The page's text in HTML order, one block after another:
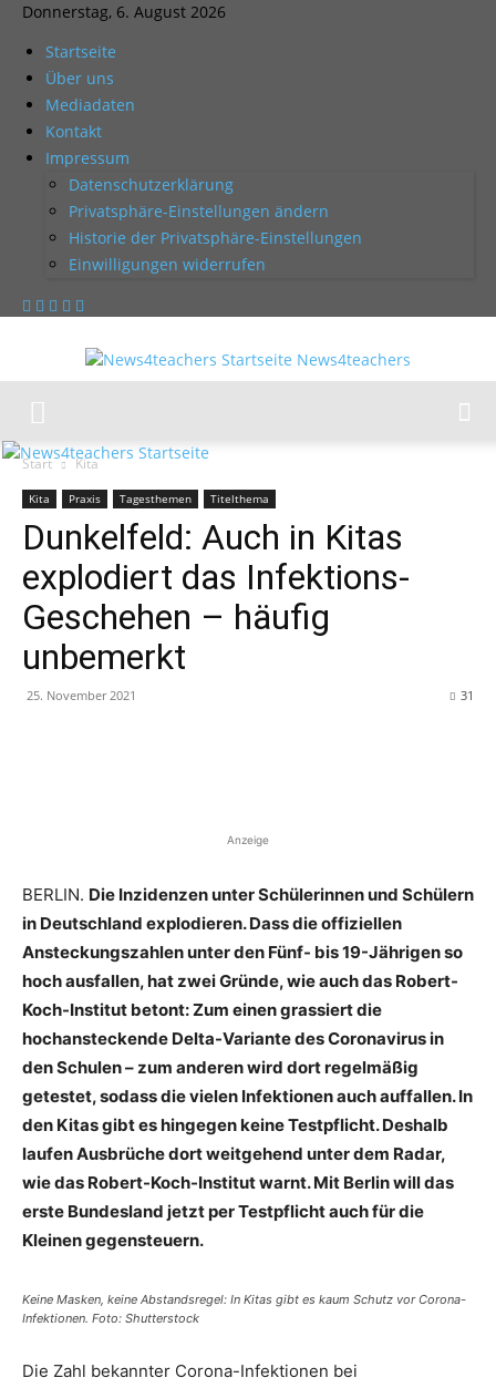
Donnerstag, 6. August 2026
Startseite
Über uns
Mediadaten
Kontakt
Impressum
Datenschutzerklärung
Privatsphäre-Einstellungen ändern
Historie der Privatsphäre-Einstellungen
Einwilligungen widerrufen
News4teachers
Start Kita
Kita Praxis Tagesthemen Titelthema
Dunkelfeld: Auch in Kitas
explodiert das Infektions-
Geschehen – häufig
unbemerkt
25. November 2021 31
Anzeige
BERLIN. Die Inzidenzen unter Schülerinnen und Schülern
in Deutschland explodieren. Dass die offiziellen
Ansteckungszahlen unter den Fünf- bis 19-Jährigen so
hoch ausfallen, hat zwei Gründe, wie auch das Robert-
Koch-Institut betont: Zum einen grassiert die
hochansteckende Delta-Variante des Coronavirus in
den Schulen – zum anderen wird dort regelmäßig
getestet, sodass die vielen Infektionen auch auffallen. In
den Kitas gibt es hingegen keine Testpflicht. Deshalb
laufen Ausbrüche dort weitgehend unter dem Radar,
wie das Robert-Koch-Institut warnt. Mit Berlin will das
erste Bundesland jetzt per Testpflicht auch für die
Kleinen gegensteuern.
Keine Masken, keine Abstandsregel: In Kitas gibt es kaum Schutz vor Corona-
Infektionen. Foto: Shutterstock
Die Zahl bekannter Corona-Infektionen bei